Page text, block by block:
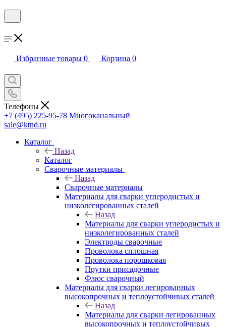
Избранные товары 0 Корзина 0
Телефоны
+7 (495) 225-95-78 Многоканальный
sale@ktnd.ru
Каталог
Назад
Каталог
Сварочные материалы
Назад
Сварочные материалы
Материалы для сварки углеродистых и
низколегированных сталей
Назад
Материалы для сварки углеродистых и
низколегированных сталей
Электроды сварочные
Проволока сплошная
Проволока порошковая
Прутки присадочные
Флюс сварочный
Материалы для сварки легированных
высокопрочных и теплоустойчивых сталей
Назад
Материалы для сварки легированных
высокопрочных и теплоустойчивых